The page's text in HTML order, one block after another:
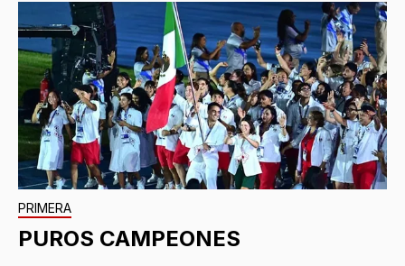
PRIMERA
PUROS CAMPEONES